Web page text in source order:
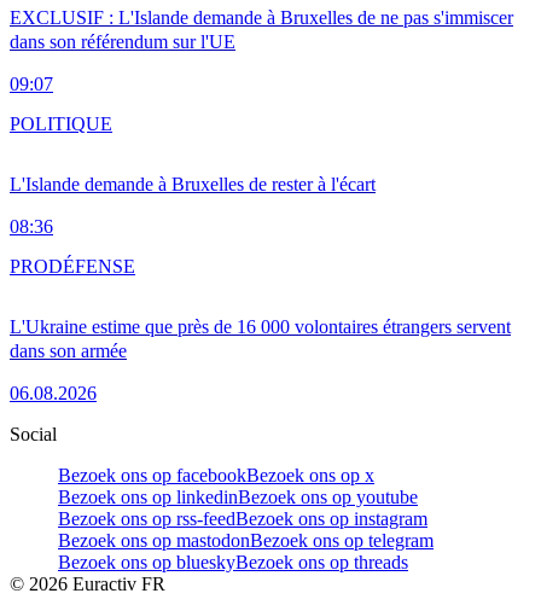
EXCLUSIF : L'Islande demande à Bruxelles de ne pas s'immiscer
dans son référendum sur l'UE
09:07
L'Islande demande à Bruxelles de rester à l'écart
08:36
POLITIQUE
L'Ukraine estime que près de 16 000 volontaires étrangers servent
dans son armée
06.08.2026
PRODÉFENSE
Social
Bezoek ons op facebookBezoek ons op x
Bezoek ons op linkedinBezoek ons op youtube
Bezoek ons op rss-feedBezoek ons op instagram
Bezoek ons op mastodonBezoek ons op telegram
Bezoek ons op blueskyBezoek ons op threads
© 2026 Euractiv FR